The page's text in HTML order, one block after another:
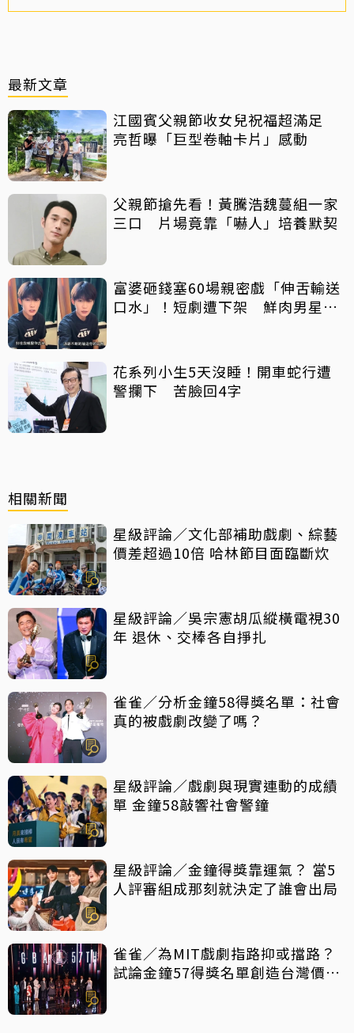
最新文章
江國賓父親節收女兒祝福超滿足
亮哲曝「巨型卷軸卡片」感動
父親節搶先看！黃騰浩魏蔓組一家
三口 片場竟靠「嚇人」培養默契
富婆砸錢塞60場親密戲「伸舌輸送
口水」！短劇遭下架 鮮肉男星吐
花系列小生5天沒睡！開車蛇行遭
警攔下 苦臉回4字
相關新聞
星級評論／文化部補助戲劇、綜藝
價差超過10倍 哈林節目面臨斷炊
星級評論／吳宗憲胡瓜縱橫電視30
年 退休、交棒各自掙扎
雀雀／分析金鐘58得獎名單：社會
真的被戲劇改變了嗎？
星級評論／戲劇與現實連動的成績
單 金鐘58敲響社會警鐘
星級評論／金鐘得獎靠運氣？ 當5
人評審組成那刻就決定了誰會出局
雀雀／為MIT戲劇指路抑或擋路？
試論金鐘57得獎名單創造台灣價值